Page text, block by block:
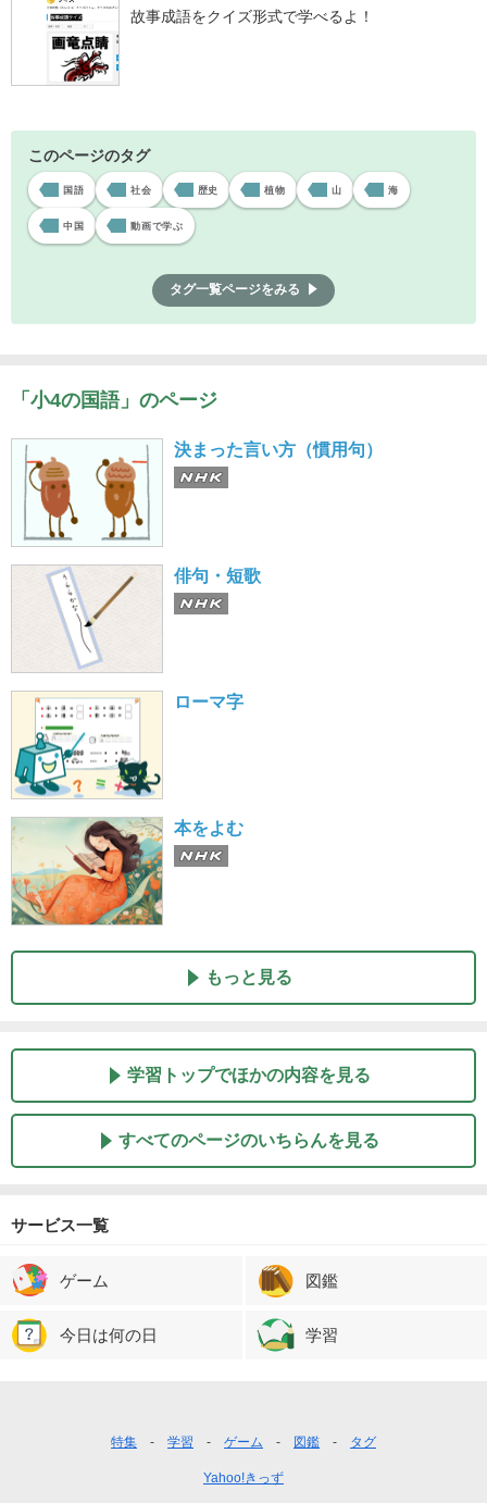
故事成語をクイズ形式で学べるよ！
このページのタグ
国語 社会 歴史 植物 山 海
中国 動画で学ぶ
タグ一覧ページをみる
「小4の国語」のページ
決まった言い方（慣用句）
俳句・短歌
ローマ字
本をよむ
もっと見る
学習トップでほかの内容を見る
すべてのページのいちらんを見る
サービス一覧
ゲーム 図鑑
今日は何の日 学習
特集 学習 ゲーム 図鑑 タグ
Yahoo!きっず